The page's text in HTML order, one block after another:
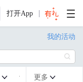
打开App
我的活动

 更多 